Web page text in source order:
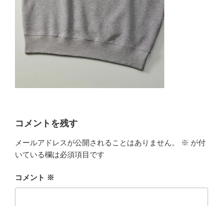
コメントを残す
メールアドレスが公開されることはありません。 ※ が付
いている欄は必須項目です
コメント ※